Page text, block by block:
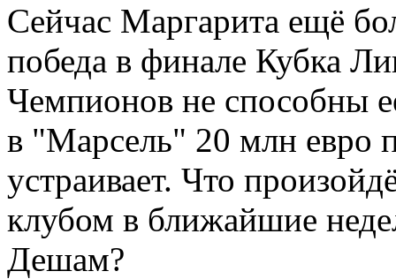
Сейчас Маргарита ещё
победа в финале Кубка
Чемпионов не способны
в "Марсель" 20 млн евро
устраивает. Что
клубом в ближайшие
Дешам?